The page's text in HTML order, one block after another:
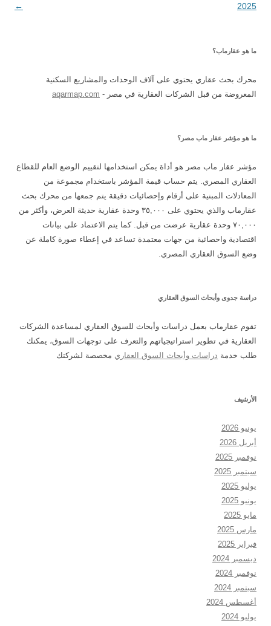
المقالات
2025
←
ما هو عقارماب؟
محرك بحث عقاري يحتوي على آلاف الوحدات والمشاريع السكنية
المعروضة من قبل الشركات العقارية في مصر - aqarmap.com
ما هو مؤشر عقار ماب مصر؟
مؤشر عقار ماب مصر هو أداة يمكن استخدامها لتقييم الوضع العام للقطاع
العقاري المصري. يتم حساب قيمة المؤشر باستخدام مجموعة من
المعادلات المبنية على أرقام وإحصائيات دقيقة يتم جمعها من محرك بحث
عقارماب والذي يحتوي على ٣٥,٠٠٠ وحدة عقارية حديثة العرض، وأكثر من
٧٠,٠٠٠ وحدة عقارية عرضت من قبل. كما يتم الاعتماد على بيانات
اقتصادية واحصائية من جهات معتمدة تساعد في إعطاء صورة كاملة عن
وضع السوق العقاري المصري.
دراسة جدوى وأبحاث السوق العقاري
تقوم عقارماب بعمل دراسات وأبحاث للسوق العقاري لمساعدة الشركات
العقارية في تطوير استراتيجياتهم والتعرف على توجهات السوق، يمكنك
طلب خدمة دراسات وأبحاث السوق العقاري مخصصة لشركتك
الأرشيف
يونيو 2026
أبريل 2026
نوفمبر 2025
سبتمبر 2025
يوليو 2025
يونيو 2025
مايو 2025
مارس 2025
فبراير 2025
ديسمبر 2024
نوفمبر 2024
سبتمبر 2024
أغسطس 2024
يوليو 2024